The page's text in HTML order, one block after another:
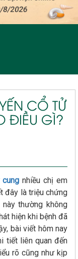
CỔ TỬ
ĐIỀU GÌ?
nhiều chị em
đây là triệu chứng
thường không
hiện khi bệnh đã
bài viết hôm nay
tiết liên quan đến
rõ cũng như kịp